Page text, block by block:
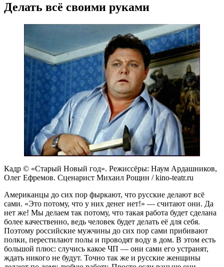
Делать всё своими руками
Кадр © «Старый Новый год». Режиссёры: Наум Ардашников,
Олег Ефремов. Сценарист Михаил Рощин / kino-teatr.ru
Американцы до сих пор фыркают, что русские делают всё
сами. «Это потому, что у них денег нет!» — считают они. Да
нет же! Мы делаем так потому, что такая работа будет сделана
более качественно, ведь человек будет делать её для себя.
Поэтому российские мужчины до сих пор сами прибивают
полки, перестилают полы и проводят воду в дом. В этом есть
большой плюс: случись какое ЧП — они сами его устранят,
ждать никого не будут. Точно так же и русские женщины